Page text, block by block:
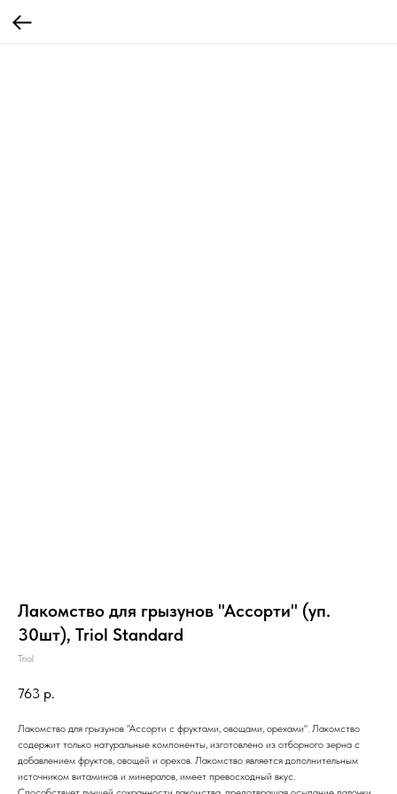
Лакомство для грызунов "Ассорти" (уп.
30шт), Triol Standard
Triol
763 р.
Лакомство для грызунов "Ассорти с фруктами, овощами, орехами". Лакомство
содержит только натуральные компоненты, изготовлено из отборного зерна с
добавлением фруктов, овощей и орехов. Лакомство является дополнительным
источником витаминов и минералов, имеет превосходный вкус.